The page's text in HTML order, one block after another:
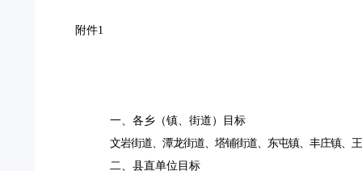
附件1
一、各乡（镇、街道）目标
文岩街道、潭龙街道、塔铺街道、东屯镇、丰庄镇、
二、县直单位目标